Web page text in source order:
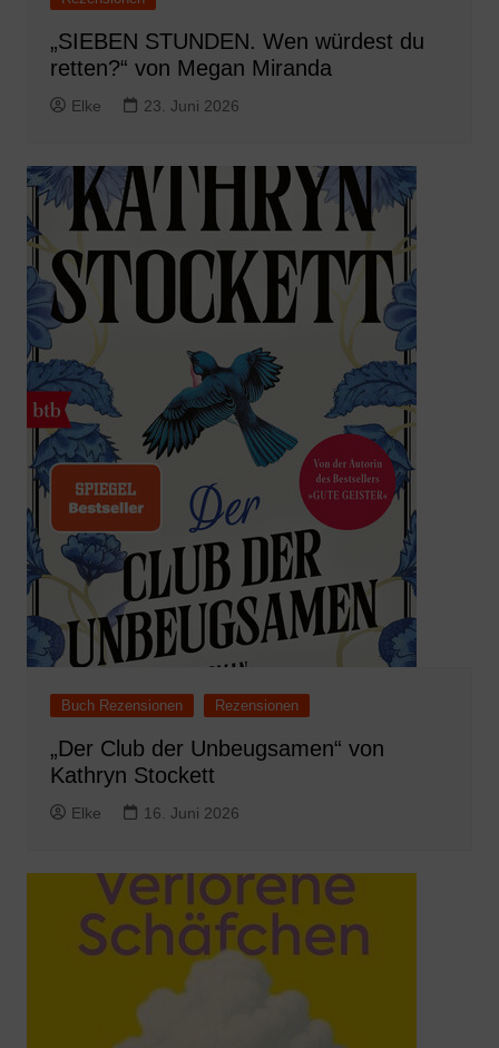
„SIEBEN STUNDEN. Wen würdest du
retten?“ von Megan Miranda
Elke 23. Juni 2026
Buch Rezensionen Rezensionen
„Der Club der Unbeugsamen“ von
Kathryn Stockett
Elke 16. Juni 2026